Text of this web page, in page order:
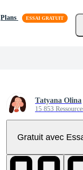
Plans
Tatyana Olina
15 853
Gratuit avec